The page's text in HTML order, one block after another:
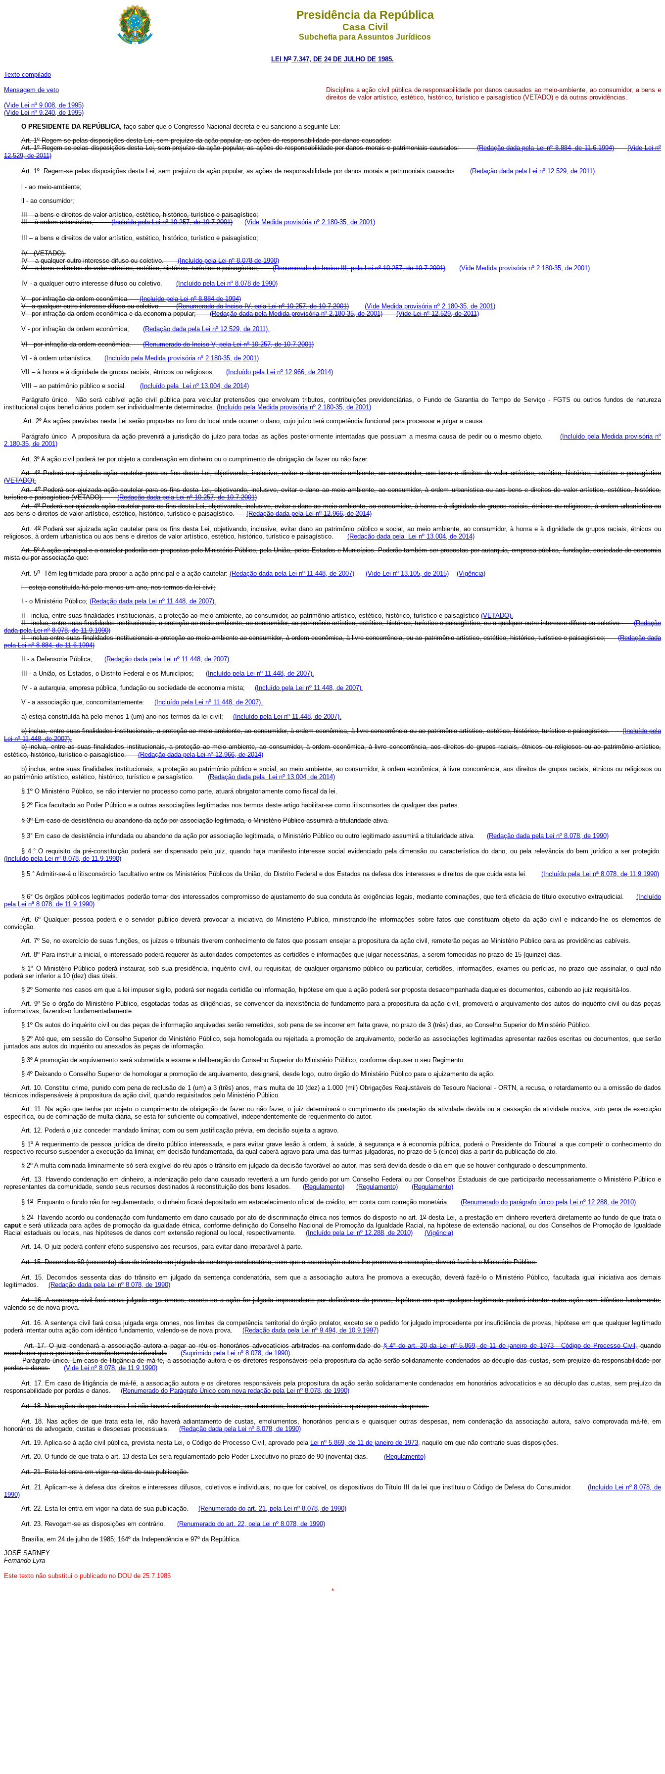
Presidência da República
Casa Civil
Subchefia para Assuntos Jurídicos
LEI No 7.347, DE 24 DE JULHO DE 1985.
Texto compilado
Mensagem de veto
(Vide Lei nº 9.008, de 1995)
(Vide Lei nº 9.240, de 1995)
Disciplina a ação civil pública de responsabilidade por danos causados ao meio-ambiente, ao consumidor, a bens e
direitos de valor artístico, estético, histórico, turístico e paisagístico (VETADO) e dá outras providências.
O PRESIDENTE DA REPÚBLICA, faço saber que o Congresso Nacional decreta e eu sanciono a seguinte Lei:
Art. 1º Regem-se pelas disposições desta Lei, sem prejuízo da ação popular, as ações de responsabilidade por danos causados:
Art. 1º Regem-se pelas disposições desta Lei, sem prejuízo da ação popular, as ações de responsabilidade por danos morais e patrimoniais causados:(Redação dada pela Lei nº 8.884, de 11.6.1994)
(Vide Lei nº
12.529, de 2011)
Art. 1º Regem-se pelas disposições desta Lei, sem prejuízo da ação popular, as ações de responsabilidade por danos morais e patrimoniais causados: (Redação dada pela Lei nº 12.529, de 2011).
l - ao meio-ambiente;
ll - ao consumidor;
III – a bens e direitos de valor artístico, estético, histórico, turístico e paisagístico;
III – à ordem urbanística;
(Incluído pela Lei nº 10.257, de 10.7.2001) (Vide Medida provisória nº 2.180-35, de 2001)
III – a bens e direitos de valor artístico, estético, histórico, turístico e paisagístico;
IV - (VETADO).
IV – a qualquer outro interesse difuso ou coletivo.(Incluído pela Lei nº 8.078 de 1990)
IV – a bens e direitos de valor artístico, estético, histórico, turístico e paisagístico;(Renumerado do Inciso III, pela Lei nº 10.257, de 10.7.2001) (Vide Medida provisória nº 2.180-35, de 2001)
IV - a qualquer outro interesse difuso ou coletivo. (Incluído pela Lei nº 8.078 de 1990)
V - por infração da ordem econômica.
(Incluído pela Lei nº 8.884 de 1994)
V - a qualquer outro interesse difuso ou coletivo.(Renumerado do Inciso IV, pela Lei nº 10.257, de 10.7.2001)
(Vide Medida provisória nº 2.180-35, de 2001)
V - por infração da ordem econômica e da economia popular;(Redação dada pela Medida provisória nº 2.180-35, de 2001) (Vide Lei nº 12.529, de 2011)
V - por infração da ordem econômica; (Redação dada pela Lei nº 12.529, de 2011).
VI - por infração da ordem econômica.(Renumerado do Inciso V, pela Lei nº 10.257, de 10.7.2001)
VI - à ordem urbanística. (Incluído pela Medida provisória nº 2.180-35, de 2001)
VII – à honra e à dignidade de grupos raciais, étnicos ou religiosos. (Incluído pela Lei nº 12.966, de 2014)
VIII – ao patrimônio público e social. (Incluído pela Lei nº 13.004, de 2014)
Parágrafo único. Não será cabível ação civil pública para veicular pretensões que envolvam tributos, contribuições previdenciárias, o Fundo de Garantia do Tempo de Serviço - FGTS ou outros fundos de natureza
institucional cujos beneficiários podem ser individualmente determinados. (Incluído pela Medida provisória nº 2.180-35, de 2001)
Art. 2º As ações previstas nesta Lei serão propostas no foro do local onde ocorrer o dano, cujo juízo terá competência funcional para processar e julgar a causa.
Parágrafo único A propositura da ação prevenirá a jurisdição do juízo para todas as ações posteriormente intentadas que possuam a mesma causa de pedir ou o mesmo objeto. (Incluído pela Medida provisória nº
2.180-35, de 2001)
Art. 3º A ação civil poderá ter por objeto a condenação em dinheiro ou o cumprimento de obrigação de fazer ou não fazer.
Art. 4º Poderá ser ajuizada ação cautelar para os fins desta Lei, objetivando, inclusive, evitar o dano ao meio-ambiente, ao consumidor, aos bens e direitos de valor artístico, estético, histórico, turístico e paisagístico
(VETADO).
Art. 4oPoderá ser ajuizada ação cautelar para os fins desta Lei, objetivando, inclusive, evitar o dano ao meio ambiente, ao consumidor, à ordem urbanística ou aos bens e direitos de valor artístico, estético, histórico,
turístico e paisagístico (VETADO).(Redação dada pela Lei nº 10.257, de 10.7.2001)
Art. 4oPoderá ser ajuizada ação cautelar para os fins desta Lei, objetivando, inclusive, evitar o dano ao meio ambiente, ao consumidor, à honra e à dignidade de grupos raciais, étnicos ou religiosos, à ordem urbanística ou
aos bens e direitos de valor artístico, estético, histórico, turístico e paisagístico.(Redação dada pela Lei nº 12.966, de 2014)
Art. 4o Poderá ser ajuizada ação cautelar para os fins desta Lei, objetivando, inclusive, evitar dano ao patrimônio público e social, ao meio ambiente, ao consumidor, à honra e à dignidade de grupos raciais, étnicos ou
religiosos, à ordem urbanística ou aos bens e direitos de valor artístico, estético, histórico, turístico e paisagístico. (Redação dada pela Lei nº 13.004, de 2014)
Art. 5º A ação principal e a cautelar poderão ser propostas pelo Ministério Público, pela União, pelos Estados e Municípios. Poderão também ser propostas por autarquia, empresa pública, fundação, sociedade de economia
mista ou por associação que:
Art. 5o Têm legitimidade para propor a ação principal e a ação cautelar: (Redação dada pela Lei nº 11.448, de 2007) (Vide Lei nº 13.105, de 2015)
(Vigência)
l - esteja constituída há pelo menos um ano, nos termos da lei civil;
I - o Ministério Público; (Redação dada pela Lei nº 11.448, de 2007).
II - inclua, entre suas finalidades institucionais, a proteção ao meio-ambiente, ao consumidor, ao patrimônio artístico, estético, histórico, turístico e paisagístico(VETADO).
II - inclua, entre suas finalidades institucionais, a proteção ao meio ambiente, ao consumidor, ao patrimônio artístico, estético, histórico, turístico e paisagístico, ou a qualquer outro interesse difuso ou coletivo.(Redação
dada pela Lei nº 8.078, de 11.9.1990)
II - inclua entre suas finalidades institucionais a proteção ao meio ambiente ao consumidor, à ordem econômica, à livre concorrência, ou ao patrimônio artístico, estético, histórico, turístico e paisagístico;(Redação dada
pela Lei nº 8.884, de 11.6.1994)
II - a Defensoria Pública; (Redação dada pela Lei nº 11.448, de 2007).
III - a União, os Estados, o Distrito Federal e os Municípios; (Incluído pela Lei nº 11.448, de 2007).
IV - a autarquia, empresa pública, fundação ou sociedade de economia mista; (Incluído pela Lei nº 11.448, de 2007).
V - a associação que, concomitantemente: (Incluído pela Lei nº 11.448, de 2007).
a) esteja constituída há pelo menos 1 (um) ano nos termos da lei civil; (Incluído pela Lei nº 11.448, de 2007).
b) inclua, entre suas finalidades institucionais, a proteção ao meio ambiente, ao consumidor, à ordem econômica, à livre concorrência ou ao patrimônio artístico, estético, histórico, turístico e paisagístico.(Incluído pela
Lei nº 11.448, de 2007).
b) inclua, entre as suas finalidades institucionais, a proteção ao meio ambiente, ao consumidor, à ordem econômica, à livre concorrência, aos direitos de grupos raciais, étnicos ou religiosos ou ao patrimônio artístico,
estético, histórico, turístico e paisagístico.(Redação dada pela Lei nº 12.966, de 2014)
b) inclua, entre suas finalidades institucionais, a proteção ao patrimônio público e social, ao meio ambiente, ao consumidor, à ordem econômica, à livre concorrência, aos direitos de grupos raciais, étnicos ou religiosos ou
ao patrimônio artístico, estético, histórico, turístico e paisagístico. (Redação dada pela Lei nº 13.004, de 2014)
§ 1º O Ministério Público, se não intervier no processo como parte, atuará obrigatoriamente como fiscal da lei.
§ 2º Fica facultado ao Poder Público e a outras associações legitimadas nos termos deste artigo habilitar-se como litisconsortes de qualquer das partes.
§ 3º Em caso de desistência ou abandono da ação por associação legitimada, o Ministério Público assumirá a titularidade ativa.
§ 3° Em caso de desistência infundada ou abandono da ação por associação legitimada, o Ministério Público ou outro legitimado assumirá a titularidade ativa. (Redação dada pela Lei nº 8.078, de 1990)
§ 4.° O requisito da pré-constituição poderá ser dispensado pelo juiz, quando haja manifesto interesse social evidenciado pela dimensão ou característica do dano, ou pela relevância do bem jurídico a ser protegido.
(Incluído pela Lei nª 8.078, de 11.9.1990)
§ 5.° Admitir-se-á o litisconsórcio facultativo entre os Ministérios Públicos da União, do Distrito Federal e dos Estados na defesa dos interesses e direitos de que cuida esta lei.(Incluído pela Lei nª 8.078, de 11.9.1990)
§ 6° Os órgãos públicos legitimados poderão tomar dos interessados compromisso de ajustamento de sua conduta às exigências legais, mediante cominações, que terá eficácia de título executivo extrajudicial. (Incluído
pela Lei nª 8.078, de 11.9.1990)
Art. 6º Qualquer pessoa poderá e o servidor público deverá provocar a iniciativa do Ministério Público, ministrando-lhe informações sobre fatos que constituam objeto da ação civil e indicando-lhe os elementos de
convicção.
Art. 7º Se, no exercício de suas funções, os juízes e tribunais tiverem conhecimento de fatos que possam ensejar a propositura da ação civil, remeterão peças ao Ministério Público para as providências cabíveis.
Art. 8º Para instruir a inicial, o interessado poderá requerer às autoridades competentes as certidões e informações que julgar necessárias, a serem fornecidas no prazo de 15 (quinze) dias.
§ 1º O Ministério Público poderá instaurar, sob sua presidência, inquérito civil, ou requisitar, de qualquer organismo público ou particular, certidões, informações, exames ou perícias, no prazo que assinalar, o qual não
poderá ser inferior a 10 (dez) dias úteis.
§ 2º Somente nos casos em que a lei impuser sigilo, poderá ser negada certidão ou informação, hipótese em que a ação poderá ser proposta desacompanhada daqueles documentos, cabendo ao juiz requisitá-los.
Art. 9º Se o órgão do Ministério Público, esgotadas todas as diligências, se convencer da inexistência de fundamento para a propositura da ação civil, promoverá o arquivamento dos autos do inquérito civil ou das peças
informativas, fazendo-o fundamentadamente.
§ 1º Os autos do inquérito civil ou das peças de informação arquivadas serão remetidos, sob pena de se incorrer em falta grave, no prazo de 3 (três) dias, ao Conselho Superior do Ministério Público.
§ 2º Até que, em sessão do Conselho Superior do Ministério Público, seja homologada ou rejeitada a promoção de arquivamento, poderão as associações legitimadas apresentar razões escritas ou documentos, que serão
juntados aos autos do inquérito ou anexados às peças de informação.
§ 3º A promoção de arquivamento será submetida a exame e deliberação do Conselho Superior do Ministério Público, conforme dispuser o seu Regimento.
§ 4º Deixando o Conselho Superior de homologar a promoção de arquivamento, designará, desde logo, outro órgão do Ministério Público para o ajuizamento da ação.
Art. 10. Constitui crime, punido com pena de reclusão de 1 (um) a 3 (três) anos, mais multa de 10 (dez) a 1.000 (mil) Obrigações Reajustáveis do Tesouro Nacional - ORTN, a recusa, o retardamento ou a omissão de dados
técnicos indispensáveis à propositura da ação civil, quando requisitados pelo Ministério Público.
Art. 11. Na ação que tenha por objeto o cumprimento de obrigação de fazer ou não fazer, o juiz determinará o cumprimento da prestação da atividade devida ou a cessação da atividade nociva, sob pena de execução
específica, ou de cominação de multa diária, se esta for suficiente ou compatível, independentemente de requerimento do autor.
Art. 12. Poderá o juiz conceder mandado liminar, com ou sem justificação prévia, em decisão sujeita a agravo.
§ 1º A requerimento de pessoa jurídica de direito público interessada, e para evitar grave lesão à ordem, à saúde, à segurança e à economia pública, poderá o Presidente do Tribunal a que competir o conhecimento do
respectivo recurso suspender a execução da liminar, em decisão fundamentada, da qual caberá agravo para uma das turmas julgadoras, no prazo de 5 (cinco) dias a partir da publicação do ato.
§ 2º A multa cominada liminarmente só será exigível do réu após o trânsito em julgado da decisão favorável ao autor, mas será devida desde o dia em que se houver configurado o descumprimento.
Art. 13. Havendo condenação em dinheiro, a indenização pelo dano causado reverterá a um fundo gerido por um Conselho Federal ou por Conselhos Estaduais de que participarão necessariamente o Ministério Público e
representantes da comunidade, sendo seus recursos destinados à reconstituição dos bens lesados. (Regulamento) (Regulamento) (Regulamento)
§ 1o. Enquanto o fundo não for regulamentado, o dinheiro ficará depositado em estabelecimento oficial de crédito, em conta com correção monetária. (Renumerado do parágrafo único pela Lei nº 12.288, de 2010)
§ 2oHavendo acordo ou condenação com fundamento em dano causado por ato de discriminação étnica nos termos do disposto no art. 1odesta Lei, a prestação em dinheiro reverterá diretamente ao fundo de que trata o
capute será utilizada para ações de promoção da igualdade étnica, conforme definição do Conselho Nacional de Promoção da Igualdade Racial, na hipótese de extensão nacional, ou dos Conselhos de Promoção de Igualdade
Racial estaduais ou locais, nas hipóteses de danos com extensão regional ou local, respectivamente. (Incluído pela Lei nº 12.288, de 2010)
(Vigência)
Art. 14. O juiz poderá conferir efeito suspensivo aos recursos, para evitar dano irreparável à parte.
Art. 15. Decorridos 60 (sessenta) dias do trânsito em julgado da sentença condenatória, sem que a associação autora lhe promova a execução, deverá fazê-lo o Ministério Público.
Art. 15. Decorridos sessenta dias do trânsito em julgado da sentença condenatória, sem que a associação autora lhe promova a execução, deverá fazê-lo o Ministério Público, facultada igual iniciativa aos demais
legitimados. (Redação dada pela Lei nº 8.078, de 1990)
Art. 16. A sentença civil fará coisa julgada erga omnes, exceto se a ação for julgada improcedente por deficiência de provas, hipótese em que qualquer legitimado poderá intentar outra ação com idêntico fundamento,
valendo-se de nova prova.
Art. 16. A sentença civil fará coisa julgada erga omnes, nos limites da competência territorial do órgão prolator, exceto se o pedido for julgado improcedente por insuficiência de provas, hipótese em que qualquer legitimado
poderá intentar outra ação com idêntico fundamento, valendo-se de nova prova.
(Redação dada pela Lei nº 9.494, de 10.9.1997)
Art. 17. O juiz condenará a associação autora a pagar ao réu os honorários advocatícios arbitrados na conformidade do§ 4º do art. 20 da Lei nº 5.869, de 11 de janeiro de 1973 - Código de Processo Civil,quando
reconhecer que a pretensão é manifestamente infundada
(Suprimido pela Lei nº 8.078, de 1990)
Parágrafo único. Em caso de litigância de má-fé, a associação autora e os diretores responsáveis pela propositura da ação serão solidariamente condenados ao décuplo das custas, sem prejuízo da responsabilidade por
perdas e danos.
(Vide Lei nº 8.078, de 11.9.1990)
Art. 17. Em caso de litigância de má-fé, a associação autora e os diretores responsáveis pela propositura da ação serão solidariamente condenados em honorários advocatícios e ao décuplo das custas, sem prejuízo da
responsabilidade por perdas e danos. (Renumerado do Parágrafo Único com nova redação pela Lei nº 8.078, de 1990)
Art. 18. Nas ações de que trata esta Lei não haverá adiantamento de custas, emolumentos, honorários periciais e quaisquer outras despesas.
Art. 18. Nas ações de que trata esta lei, não haverá adiantamento de custas, emolumentos, honorários periciais e quaisquer outras despesas, nem condenação da associação autora, salvo comprovada má-fé, em
honorários de advogado, custas e despesas processuais. (Redação dada pela Lei nº 8.078, de 1990)
Art. 19. Aplica-se à ação civil pública, prevista nesta Lei, o Código de Processo Civil, aprovado pela Lei nº 5.869, de 11 de janeiro de 1973 , naquilo em que não contrarie suas disposições.
Art. 20. O fundo de que trata o art. 13 desta Lei será regulamentado pelo Poder Executivo no prazo de 90 (noventa) dias. (Regulamento)
Art. 21. Esta lei entra em vigor na data de sua publicação.
Art. 21. Aplicam-se à defesa dos direitos e interesses difusos, coletivos e individuais, no que for cabível, os dispositivos do Título III da lei que instituiu o Código de Defesa do Consumidor.(Incluído Lei nº 8.078, de
1990)
Art. 22. Esta lei entra em vigor na data de sua publicação. (Renumerado do art. 21, pela Lei nº 8.078, de 1990)
Art. 23. Revogam-se as disposições em contrário. (Renumerado do art. 22, pela Lei nº 8.078, de 1990)
Brasília, em 24 de julho de 1985; 164º da Independência e 97º da República.
JOSÉ SARNEY
Fernando Lyra
Este texto não substitui o publicado no DOU de 25.7.1985
*